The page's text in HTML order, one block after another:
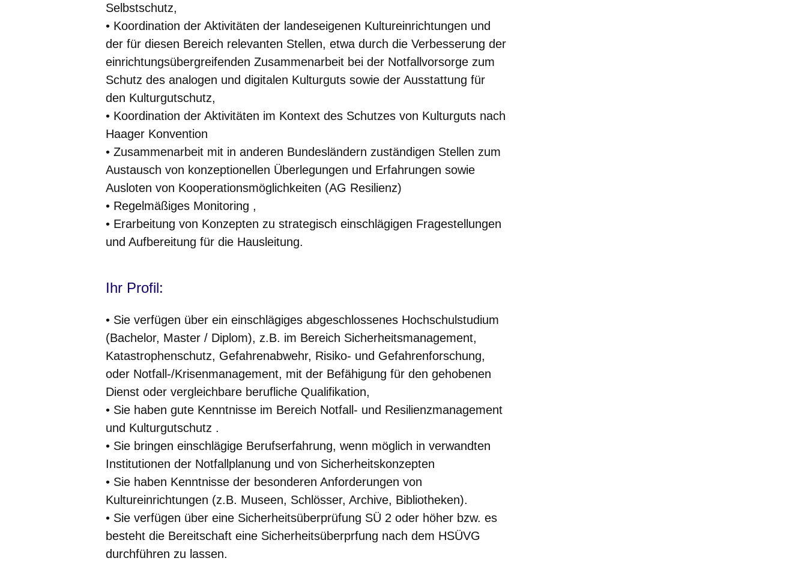
Selbstschutz,
• Koordination der Aktivitäten der landeseigenen Kultureinrichtungen und
der für diesen Bereich relevanten Stellen, etwa durch die Verbesserung der
einrichtungsübergreifenden Zusammenarbeit bei der Notfallvorsorge zum
Schutz des analogen und digitalen Kulturguts sowie der Ausstattung für
den Kulturgutschutz,
• Koordination der Aktivitäten im Kontext des Schutzes von Kulturguts nach
Haager Konvention
• Zusammenarbeit mit in anderen Bundesländern zuständigen Stellen zum
Austausch von konzeptionellen Überlegungen und Erfahrungen sowie
Ausloten von Kooperationsmöglichkeiten (AG Resilienz)
• Regelmäßiges Monitoring ,
• Erarbeitung von Konzepten zu strategisch einschlägigen Fragestellungen
und Aufbereitung für die Hausleitung.
Ihr Profil:
• Sie verfügen über ein einschlägiges abgeschlossenes Hochschulstudium
(Bachelor, Master / Diplom), z.B. im Bereich Sicherheitsmanagement,
Katastrophenschutz, Gefahrenabwehr, Risiko- und Gefahrenforschung,
oder Notfall-/Krisenmanagement, mit der Befähigung für den gehobenen
Dienst oder vergleichbare berufliche Qualifikation,
• Sie haben gute Kenntnisse im Bereich Notfall- und Resilienzmanagement
und Kulturgutschutz .
• Sie bringen einschlägige Berufserfahrung, wenn möglich in verwandten
Institutionen der Notfallplanung und von Sicherheitskonzepten
• Sie haben Kenntnisse der besonderen Anforderungen von
Kultureinrichtungen (z.B. Museen, Schlösser, Archive, Bibliotheken).
• Sie verfügen über eine Sicherheitsüberprüfung SÜ 2 oder höher bzw. es
besteht die Bereitschaft eine Sicherheitsüberprfung nach dem HSÜVG
durchführen zu lassen.